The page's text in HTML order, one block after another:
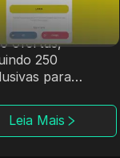
ativa
2010, fornece
ofertas,
250
para
Leia Mais